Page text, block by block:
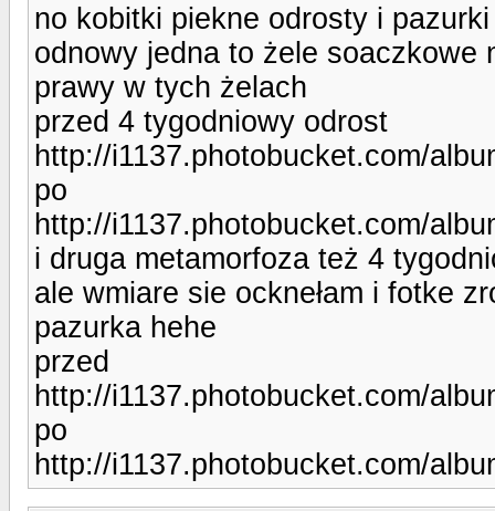
no kobitki piekne odrosty i
odnowy jedna to żele soaczkowe
prawy w tych żelach
przed 4 tygodniowy odrost
http://i1137.photobucket.com/
po
http://i1137.photobucket.com/
i druga metamorfoza też 4
ale wmiare sie ocknełam i fotke
pazurka hehe
przed
http://i1137.photobucket.com/
po
http://i1137.photobucket.com/